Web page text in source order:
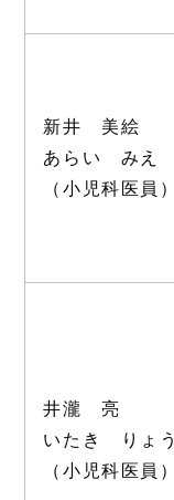
新井 美絵
あらい みえ
（小児科医員）
井瀧 亮
いたき りょう
（小児科医員）